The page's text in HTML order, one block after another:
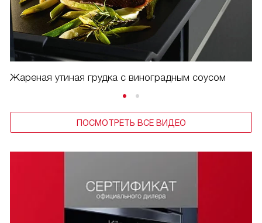
Жареная утиная грудка с виноградным соусом
ПОСМОТРЕТЬ ВСЕ ВИДЕО